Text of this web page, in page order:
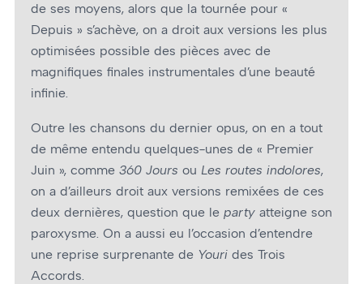
de ses moyens, alors que la tournée pour «
Depuis » s’achève, on a droit aux versions les plus
optimisées possible des pièces avec de
magnifiques finales instrumentales d’une beauté
infinie.
Outre les chansons du dernier opus, on en a tout
de même entendu quelques-unes de « Premier
Juin », comme 360 Jours ou Les routes indolores,
on a d’ailleurs droit aux versions remixées de ces
deux dernières, question que le party atteigne son
paroxysme. On a aussi eu l’occasion d’entendre
une reprise surprenante de Youri des Trois
Accords.